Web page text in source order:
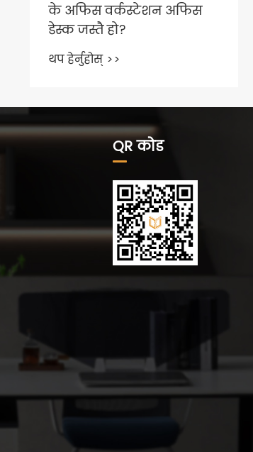
कार्यालय कुर्सीहरूको लागि
सामान्यतया प्रयोग हुने
सामग्रीहरू के हुन्?
थप हेर्नुहोस् >>
QR कोड